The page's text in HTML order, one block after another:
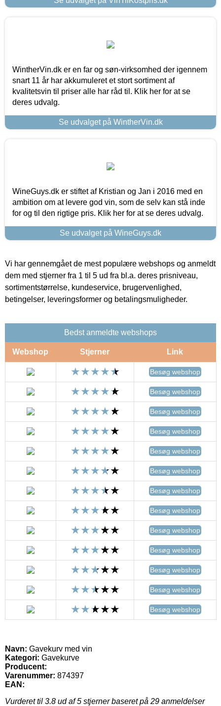
WintherVin.dk er en far og søn-virksomhed der igennem
snart 11 år har akkumuleret et stort sortiment af
kvalitetsvin til priser alle har råd til. Klik her for at se
deres udvalg.
Se udvalget på WintherVin.dk
WineGuys.dk er stiftet af Kristian og Jan i 2016 med en
ambition om at levere god vin, som de selv kan stå inde
for og til den rigtige pris. Klik her for at se deres udvalg.
Se udvalget på WineGuys.dk
Vi har gennemgået de mest populære webshops og anmeldt
dem med stjerner fra 1 til 5 ud fra bl.a. deres prisniveau,
sortimentstørrelse, kundeservice, brugervenlighed,
betingelser, leveringsformer og betalingsmuligheder.
Bedst anmeldte webshops
Webshop Stjerner Link
Besøg webshop
Besøg webshop
Besøg webshop
Besøg webshop
Besøg webshop
Besøg webshop
Besøg webshop
Besøg webshop
Besøg webshop
Besøg webshop
Besøg webshop
Besøg webshop
Besøg webshop
Navn: Gavekurv med vin
Kategori: Gavekurve
Producent:
Varenummer: 874397
EAN:
Vurderet til 3.8 ud af 5 stjerner baseret på 29 anmeldelser